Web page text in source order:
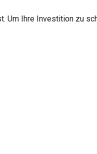
Um Ihre Investition zu